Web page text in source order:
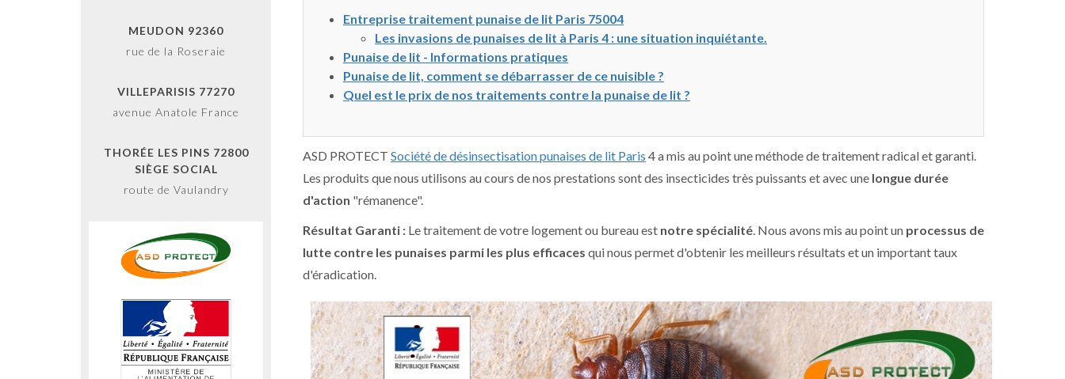
Entreprise traitement punaise de lit Paris 75004
Les invasions de punaises de lit à Paris 4 : une situation inquiétante.
Punaise de lit - Informations pratiques
Punaise de lit, comment se débarrasser de ce nuisible ?
Quel est le prix de nos traitements contre la punaise de lit ?
ASD PROTECT Société de désinsectisation punaises de lit Paris 4 a mis au point une méthode de traitement radical et garanti.
Les produits que nous utilisons au cours de nos prestations sont des insecticides très puissants et avec une longue durée
d'action "rémanence".
Résultat Garanti : Le traitement de votre logement ou bureau est notre spécialité. Nous avons mis au point un processus de
lutte contre les punaises parmi les plus efficaces qui nous permet d'obtenir les meilleurs résultats et un important taux
d'éradication.
MEUDON 92360
rue de la Roseraie
VILLEPARISIS 77270
avenue Anatole France
THORÉE LES PINS 72800
SIÈGE SOCIAL
route de Vaulandry